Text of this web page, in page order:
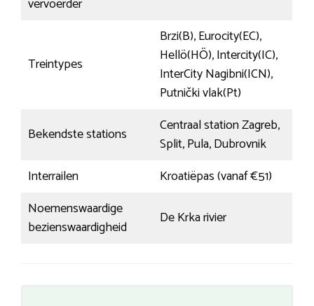
vervoerder
Treintypes
Brzi(B), Eurocity(EC),
Hellö(HÖ), Intercity(IC),
InterCity Nagibni(ICN),
Putnički vlak(Pt)
Bekendste stations
Centraal station Zagreb,
Split, Pula, Dubrovnik
Interrailen
Kroatiëpas (vanaf €51)
Noemenswaardige
bezienswaardigheid
De Krka rivier